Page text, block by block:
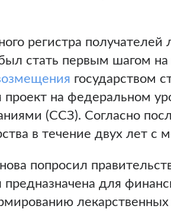
регистра получателей
стать первым шагом
государством
на федеральном
(ССЗ). Согласно
в течение двух лет с
попросил
для